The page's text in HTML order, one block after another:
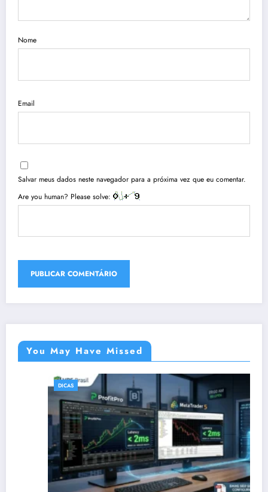
Nome
Email
Salvar meus dados neste navegador para a próxima vez que eu comentar.
Are you human? Please solve:
You May Have Missed